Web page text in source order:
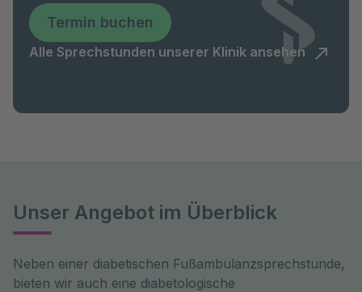
Termin buchen
Alle Sprechstunden unserer Klinik ansehen
Unser Angebot im Überblick
Neben einer diabetischen Fußambulanzsprechstunde,
bieten wir auch eine diabetologische